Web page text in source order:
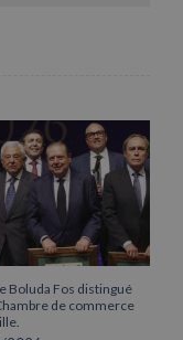
Boluda Fos distingué
de commerce